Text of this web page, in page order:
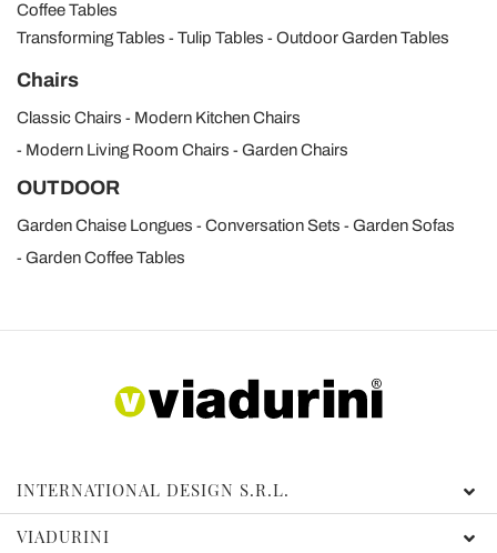
Coffee Tables
Transforming Tables
Tulip Tables Outdoor Garden Tables
Chairs
Classic Chairs
Modern Kitchen Chairs
Modern Living Room Chairs
Garden Chairs
OUTDOOR
Garden Chaise Longues Conversation Sets
Garden Sofas
Garden Coffee Tables
INTERNATIONAL DESIGN S.R.L.
VIADURINI